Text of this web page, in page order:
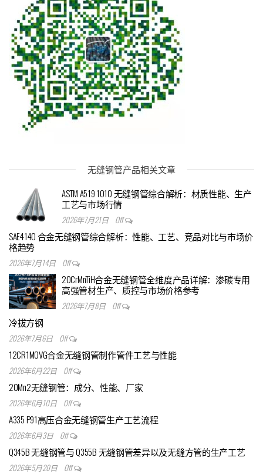
无缝钢管产品相关文章
ASTM A519 1010 无缝钢管综合解析：材质性能、生产
工艺与市场行情
2026年7月21日 Off
SAE4140 合金无缝钢管综合解析：性能、工艺、竞品对比与市场价
格趋势
2026年7月14日 Off
20CrMnTiH合金无缝钢管全维度产品详解：渗碳专用
高强管材生产、质控与市场价格参考
2026年7月8日 Off
冷拔方钢
2026年7月6日 Off
12CR1MOVG合金无缝钢管制作管件工艺与性能
2026年6月22日 Off
20Mn2无缝钢管：成分、性能、厂家
2026年6月10日 Off
A335 P91高压合金无缝钢管生产工艺流程
2026年6月3日 Off
Q345B 无缝钢管与 Q355B 无缝钢管差异以及无缝方管的生产工艺
2026年5月20日 Off